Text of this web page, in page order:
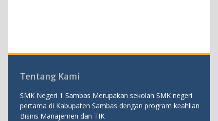
Tentang Kami
SMK Negeri 1 Sambas Merupakan sekolah SMK negeri
pertama di Kabupaten Sambas dengan program keahlian
Bisnis Manajemen dan TIK